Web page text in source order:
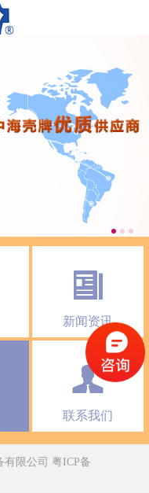
新闻资讯
联系我们
有限公司 粤ICP备